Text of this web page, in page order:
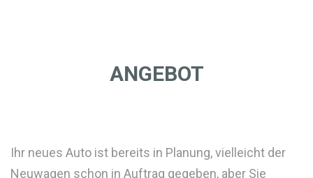
ANGEBOT
Ihr neues Auto ist bereits in Planung, vielleicht der
Neuwagen schon in Auftrag gegeben, aber Sie